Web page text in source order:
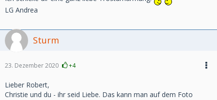
LG Andrea
Sturm
23. Dezember 2020 +4
Lieber Robert,
Christie und du - ihr seid Liebe. Das kann man auf dem Foto